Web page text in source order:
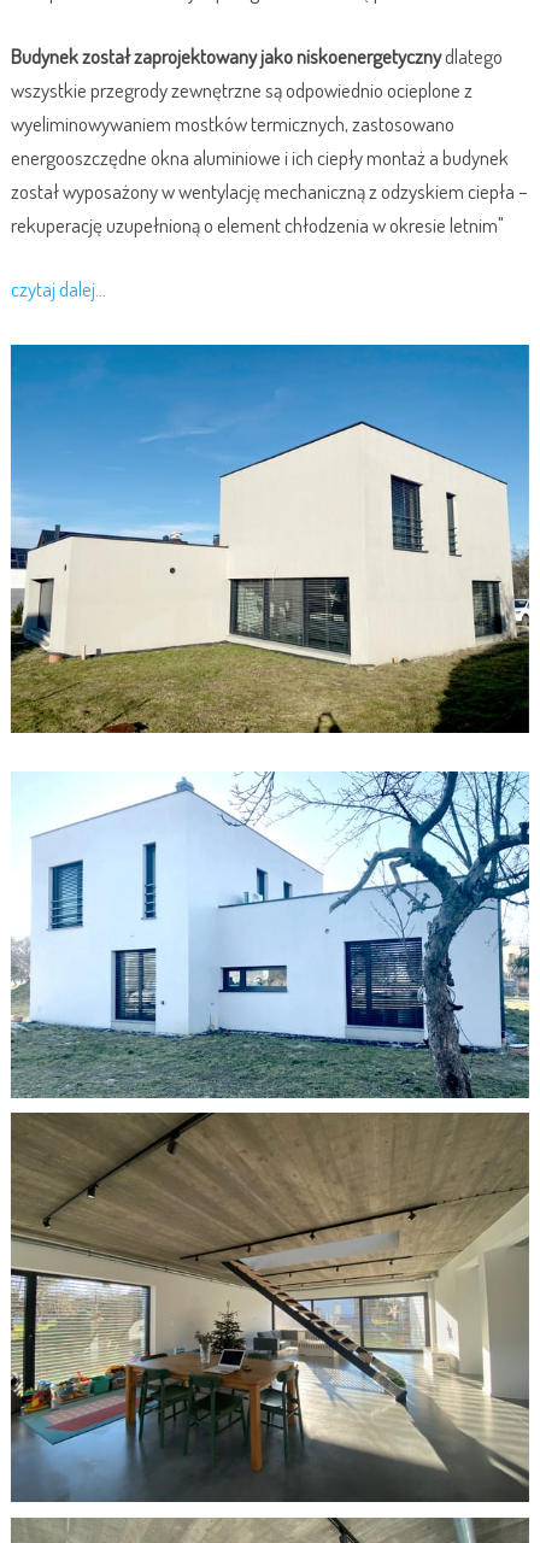
Budynek został zaprojektowany jako niskoenergetycznydlatego
wszystkie przegrody zewnętrzne są odpowiednio ocieplone z
wyeliminowywaniem mostków termicznych, zastosowano
energooszczędne okna aluminiowe i ich ciepły montaż a budynek
został wyposażony w wentylację mechaniczną z odzyskiem ciepła –
rekuperację uzupełnioną o element chłodzenia w okresie letnim"
czytaj dalej...